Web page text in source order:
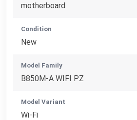
motherboard
Condition
New
Model Family
B850M-A WIFI PZ
Model Variant
Wi-Fi